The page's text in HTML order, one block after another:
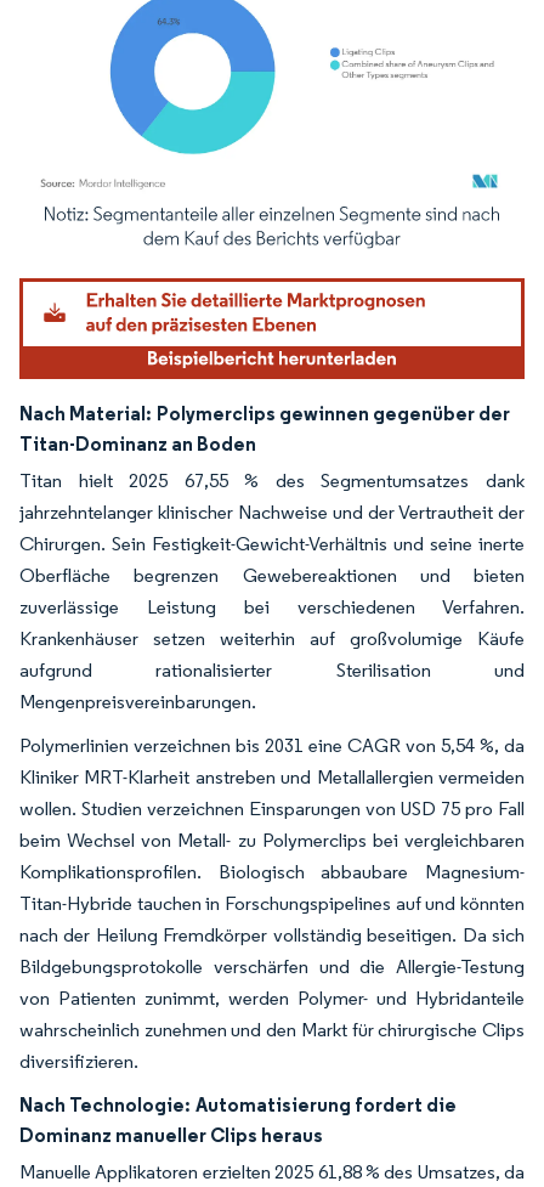
Bild © Mordor Intelligence. Wiederverwendung erfordert Namensnennung
Nach Material: Polymerclips gewinnen gegenüber der
Titan-Dominanz an Boden
Titan hielt 2025 67,55 % des Segmentumsatzes dank
jahrzehntelanger klinischer Nachweise und der Vertrautheit der
Chirurgen. Sein Festigkeit-Gewicht-Verhältnis und seine inerte
Oberfläche begrenzen Gewebereaktionen und bieten
zuverlässige Leistung bei verschiedenen Verfahren.
Krankenhäuser setzen weiterhin auf großvolumige Käufe
aufgrund rationalisierter Sterilisation und
Mengenpreisvereinbarungen.
Polymerlinien verzeichnen bis 2031 eine CAGR von 5,54 %, da
Kliniker MRT-Klarheit anstreben und Metallallergien vermeiden
wollen. Studien verzeichnen Einsparungen von USD 75 pro Fall
beim Wechsel von Metall- zu Polymerclips bei vergleichbaren
Komplikationsprofilen. Biologisch abbaubare Magnesium-
Titan-Hybride tauchen in Forschungspipelines auf und könnten
nach der Heilung Fremdkörper vollständig beseitigen. Da sich
Bildgebungsprotokolle verschärfen und die Allergie-Testung
von Patienten zunimmt, werden Polymer- und Hybridanteile
wahrscheinlich zunehmen und den Markt für chirurgische Clips
diversifizieren.
Nach Technologie: Automatisierung fordert die
Dominanz manueller Clips heraus
Manuelle Applikatoren erzielten 2025 61,88 % des Umsatzes, da